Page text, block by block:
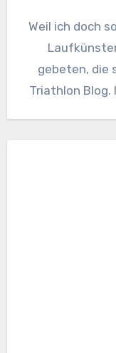
Weil ich doch so super unzufrieden mit meinen
gebeten, die
Triathlon Blog.